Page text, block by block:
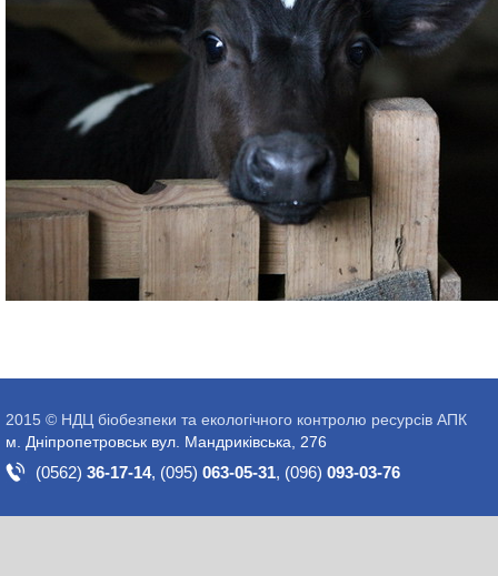
2015 © НДЦ біобезпеки та екологічного контролю ресурсів АПК
м. Дніпропетровськ вул. Мандриківська, 276
(0562) 36-17-14, (095) 063-05-31, (096) 093-03-76